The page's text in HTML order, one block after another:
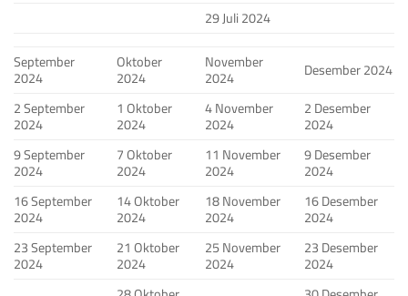
29 Juli 2024
September
2024
Oktober
2024
November
2024
Desember 2024
2 September
2024
1 Oktober
2024
4 November
2024
2 Desember
2024
9 September
2024
7 Oktober
2024
11 November
2024
9 Desember
2024
16 September
2024
14 Oktober
2024
18 November
2024
16 Desember
2024
23 September
2024
21 Oktober
2024
25 November
2024
23 Desember
2024